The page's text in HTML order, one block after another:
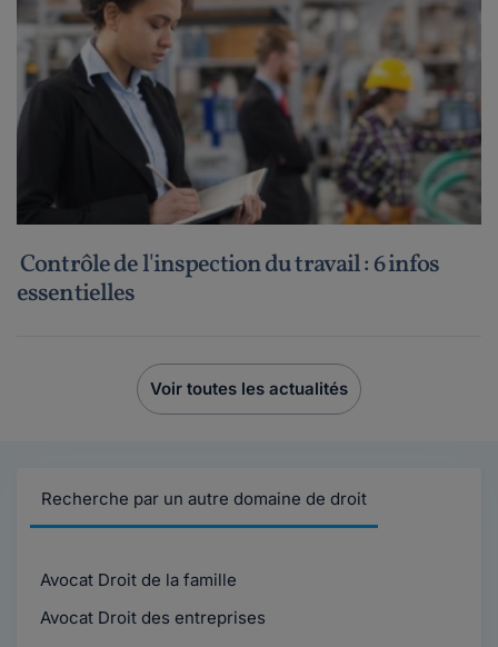
Contrôle de l'inspection du travail : 6 infos
essentielles
Voir toutes les actualités
Recherche par un autre domaine de droit
Avocat Droit de la famille
Avocat Droit des entreprises